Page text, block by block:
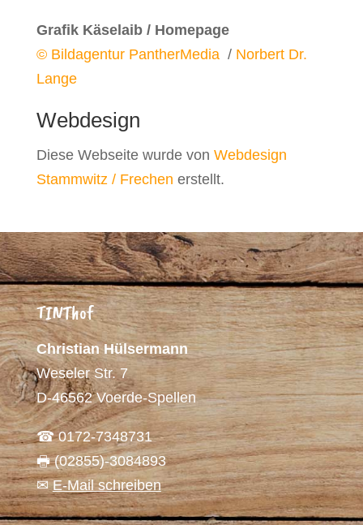
Grafik Käselaib / Homepage
© Bildagentur PantherMedia / Norbert Dr.
Lange
Webdesign
Diese Webseite wurde von Webdesign
Stammwitz / Frechen erstellt.
TINThof
Christian Hülsermann
Weseler Str. 7
D-46562 Voerde-Spellen
☎ 0172-7348731
🖶 (02855)-3084893
✉E-Mail schreiben